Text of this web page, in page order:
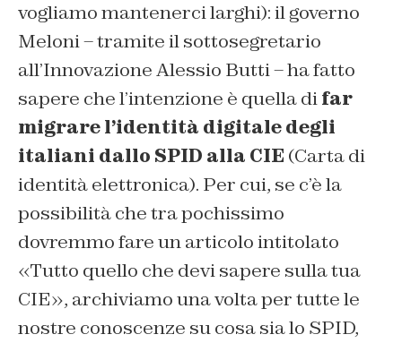
vogliamo mantenerci larghi): il governo
Meloni – tramite il sottosegretario
all’Innovazione Alessio Butti – ha fatto
sapere che l’intenzione è quella difar
migrare l’identità digitale degli
italiani dallo SPID alla CIE (Carta di
identità elettronica). Per cui, se c’è la
possibilità che tra pochissimo
dovremmo fare un articolo intitolato
«Tutto quello che devi sapere sulla tua
CIE», archiviamo una volta per tutte le
nostre conoscenze su cosa sia lo SPID,